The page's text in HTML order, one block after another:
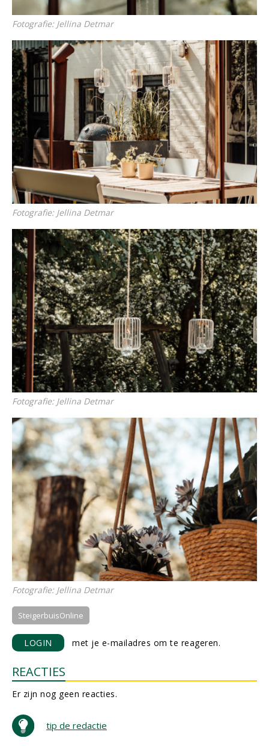
Fotografie: Jellina Detmar
Fotografie: Jellina Detmar
Fotografie: Jellina Detmar
Fotografie: Jellina Detmar
SteigerbuisOnline
LOGIN met je e-mailadres om te reageren.
REACTIES
Er zijn nog geen reacties.
tip de redactie